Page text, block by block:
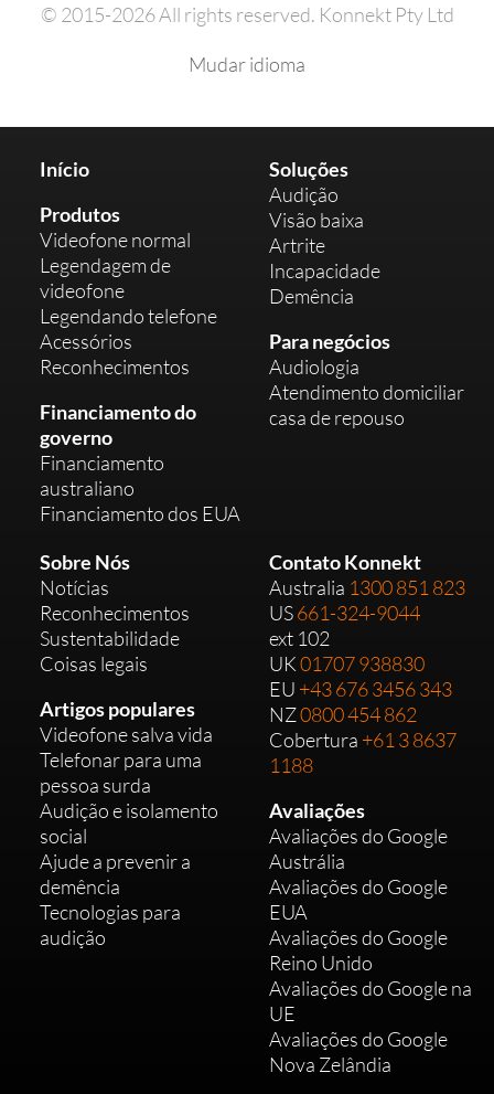
© 2015-2026 All rights reserved. Konnekt Pty Ltd
Mudar idioma
Início
Produtos
Videofone normal
Legendagem de
videofone
Legendando telefone
Acessórios
Reconhecimentos
Financiamento do
governo
Financiamento
australiano
Financiamento dos EUA
Soluções
Audição
Visão baixa
Artrite
Incapacidade
Demência
Para negócios
Audiologia
Atendimento domiciliar
casa de repouso
Sobre Nós
Notícias
Reconhecimentos
Sustentabilidade
Coisas legais
Artigos populares
Videofone salva vida
Telefonar para uma
pessoa surda
Audição e isolamento
social
Ajude a prevenir a
demência
Tecnologias para
audição
Contato Konnekt
Australia 1300 851 823
US661-324-9044
ext 102
UK01707 938830
EU +43 676 3456 343
NZ0800 454 862
Cobertura +61 3 8637
1188
Avaliações
Avaliações do Google
Austrália
Avaliações do Google
EUA
Avaliações do Google
Reino Unido
Avaliações do Google na
UE
Avaliações do Google
Nova Zelândia